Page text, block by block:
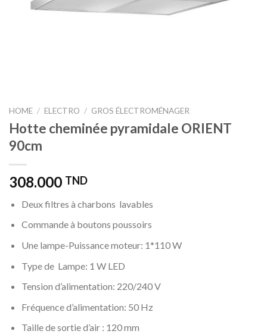
HOME / ELECTRO / GROS ÉLECTROMÉNAGER
Hotte cheminée pyramidale ORIENT
90cm
308.000 TND
Deux filtres à charbons lavables
Commande à boutons poussoirs
Une lampe-Puissance moteur: 1*110 W
Type de Lampe: 1 W LED
Tension d’alimentation: 220/240 V
Fréquence d’alimentation: 50 Hz
Taille de sortie d’air : 120 mm